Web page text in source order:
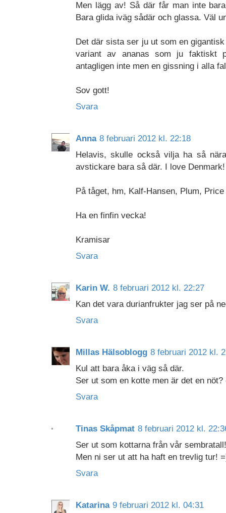
Men lägg av! Så där får man inte
Bara glida iväg sådär och glassa. Väl
Det där sista ser ju ut som en
variant av ananas som ju faktiskt
antagligen inte men en gissning i alla
Sov gott!
Svara
Anna 8 februari 2012 kl. 22:18
Helavis, skulle också vilja ha så
avstickare bara så där. I love
På tåget, hm, Kalf-Hansen, Plum,
Ha en finfin vecka!
Kramisar
Svara
Karin W. 8 februari 2012 kl. 22:27
Kan det vara durianfrukter jag ser på
Svara
Millas Hälsoblogg 8 februari 2012 kl.
Kul att bara åka i väg så där.
Ser ut som en kotte men är det en
Svara
Tinas Skåpmat 8 februari 2012 kl.
Ser ut som kottarna från vår
Men ni ser ut att ha haft en trevlig tur!
Svara
Katarina 9 februari 2012 kl. 04:31